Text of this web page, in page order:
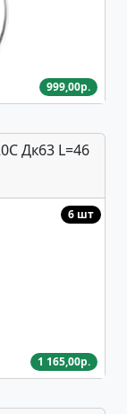
999,00р.
Дк63 L=46
6 шт
1 165,00р.